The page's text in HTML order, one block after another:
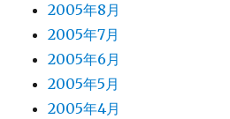
2005年8月
2005年7月
2005年6月
2005年5月
2005年4月